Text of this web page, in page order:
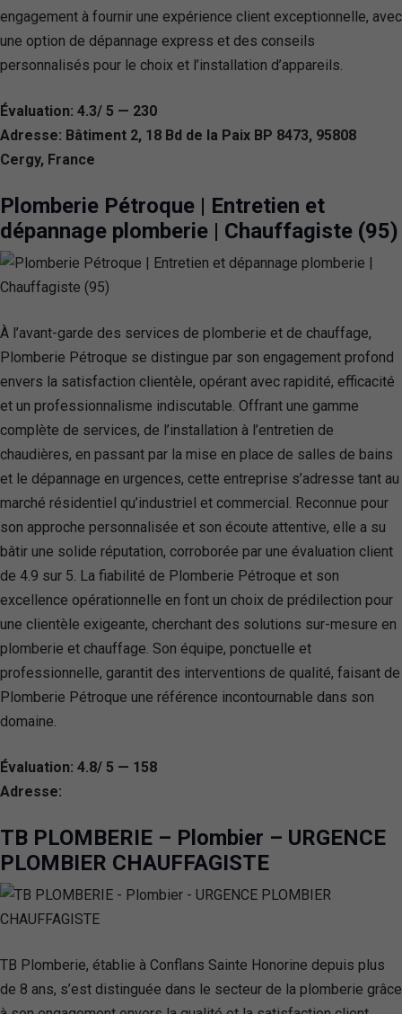
engagement à fournir une expérience client exceptionnelle, avec
une option de dépannage express et des conseils
personnalisés pour le choix et l’installation d’appareils.
Évaluation: 4.3/ 5 — 230
Adresse: Bâtiment 2, 18 Bd de la Paix BP 8473, 95808
Cergy, France
Plomberie Pétroque | Entretien et
dépannage plomberie | Chauffagiste (95)
À l’avant-garde des services de plomberie et de chauffage,
Plomberie Pétroque se distingue par son engagement profond
envers la satisfaction clientèle, opérant avec rapidité, efficacité
et un professionnalisme indiscutable. Offrant une gamme
complète de services, de l’installation à l’entretien de
chaudières, en passant par la mise en place de salles de bains
et le dépannage en urgences, cette entreprise s’adresse tant au
marché résidentiel qu’industriel et commercial. Reconnue pour
son approche personnalisée et son écoute attentive, elle a su
bâtir une solide réputation, corroborée par une évaluation client
de 4.9 sur 5. La fiabilité de Plomberie Pétroque et son
excellence opérationnelle en font un choix de prédilection pour
une clientèle exigeante, cherchant des solutions sur-mesure en
plomberie et chauffage. Son équipe, ponctuelle et
professionnelle, garantit des interventions de qualité, faisant de
Plomberie Pétroque une référence incontournable dans son
domaine.
Évaluation: 4.8/ 5 — 158
Adresse:
TB PLOMBERIE – Plombier – URGENCE
PLOMBIER CHAUFFAGISTE
TB Plomberie, établie à Conflans Sainte Honorine depuis plus
de 8 ans, s’est distinguée dans le secteur de la plomberie grâce